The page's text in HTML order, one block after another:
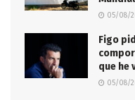
05/08/
Figo
que he
05/08/